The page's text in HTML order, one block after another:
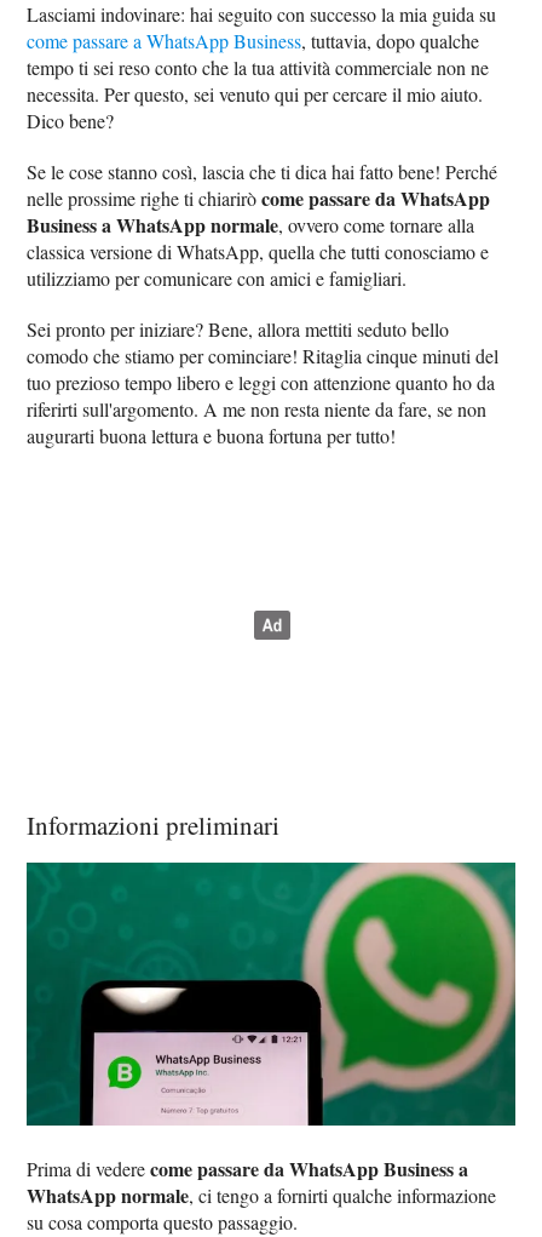
Lasciami indovinare: hai seguito con successo la mia guida su
come passare a WhatsApp Business, tuttavia, dopo qualche
tempo ti sei reso conto che la tua attività commerciale non ne
necessita. Per questo, sei venuto qui per cercare il mio aiuto.
Dico bene?
Se le cose stanno così, lascia che ti dica hai fatto bene! Perché
nelle prossime righe ti chiariròcome passare da WhatsApp
Business a WhatsApp normale, ovvero come tornare alla
classica versione di WhatsApp, quella che tutti conosciamo e
utilizziamo per comunicare con amici e famigliari.
Sei pronto per iniziare? Bene, allora mettiti seduto bello
comodo che stiamo per cominciare! Ritaglia cinque minuti del
tuo prezioso tempo libero e leggi con attenzione quanto ho da
riferirti sull'argomento. A me non resta niente da fare, se non
augurarti buona lettura e buona fortuna per tutto!
Informazioni preliminari
Prima di vederecome passare da WhatsApp Business a
WhatsApp normale, ci tengo a fornirti qualche informazione
su cosa comporta questo passaggio.